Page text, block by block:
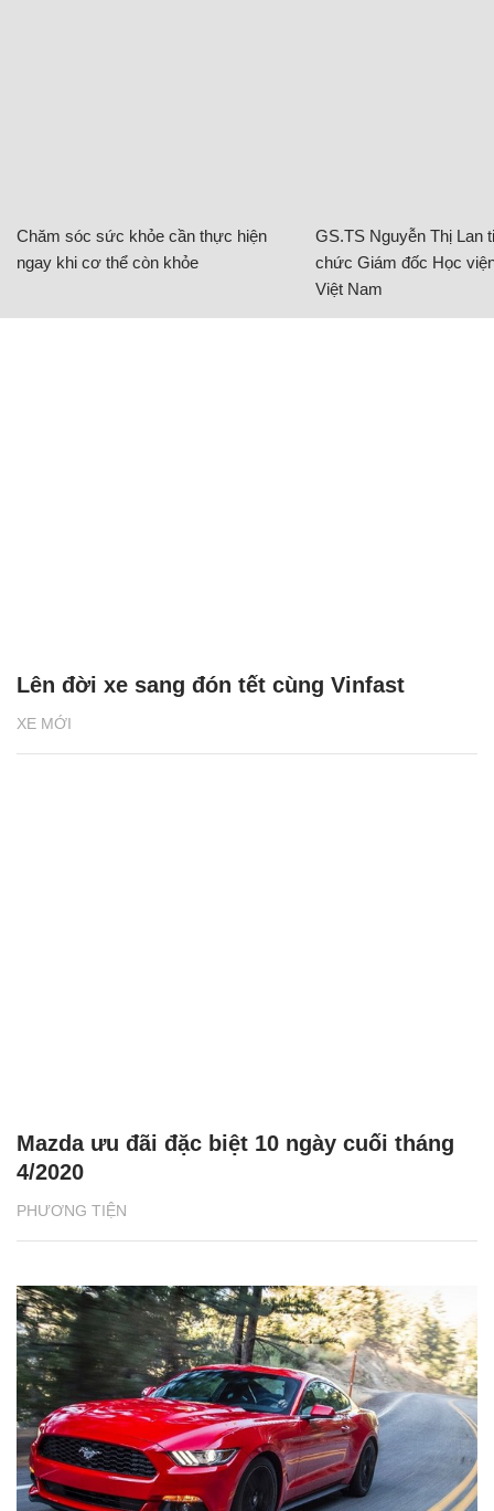
Chăm sóc sức khỏe cần thực hiện
ngay khi cơ thể còn khỏe
GS.TS Nguyễn Thị Lan
chức Giám đốc Học
Việt Nam
XE MỚI
Lên đời xe sang đón tết cùng Vinfast
PHƯƠNG TIỆN
Mazda ưu đãi đặc biệt 10 ngày cuối tháng
4/2020